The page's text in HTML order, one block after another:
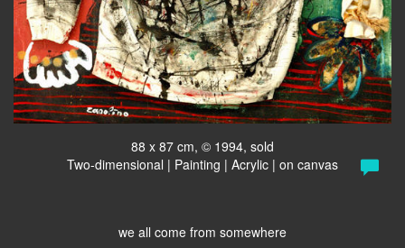
88 x 87 cm, © 1994, sold
Two-dimensional | Painting | Acrylic | on canvas
we all come from somewhere